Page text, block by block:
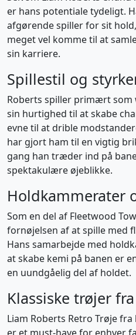
er hans potentiale tydeligt.
afgørende spiller for sit
meget vel komme til at
sin karriere.
Spillestil og
Roberts spiller primært som
sin hurtighed til at skabe
evne til at drible
har gjort ham til en vigtig
gang han træder ind på
spektakulære øjeblikke.
Holdkammerater
Som en del af Fleetwood
fornøjelsen af at spille med
Hans samarbejde med
at skabe kemi på banen er
en uundgåelig del af holdet.
Klassiske trøjer
Liam Roberts Retro Trøje